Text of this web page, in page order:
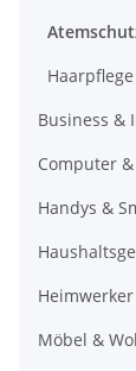
Haarpflege
Business &
Computer
Handys &
Heimwerker
Möbel &